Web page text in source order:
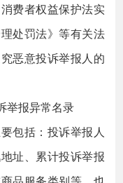
费者权益保护法实
处罚法》等有关法
恶意投诉举报人的
报异常名录
包括：投诉举报人
址、累计投诉举报